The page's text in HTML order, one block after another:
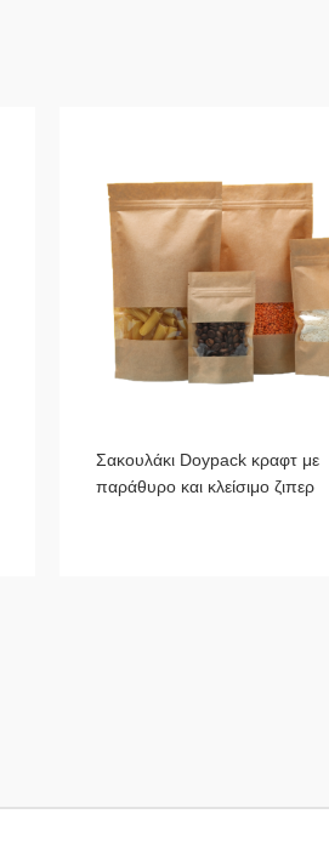
Σακουλάκι Doypack κραφτ με
παράθυρο και κλείσιμο ζιπερ